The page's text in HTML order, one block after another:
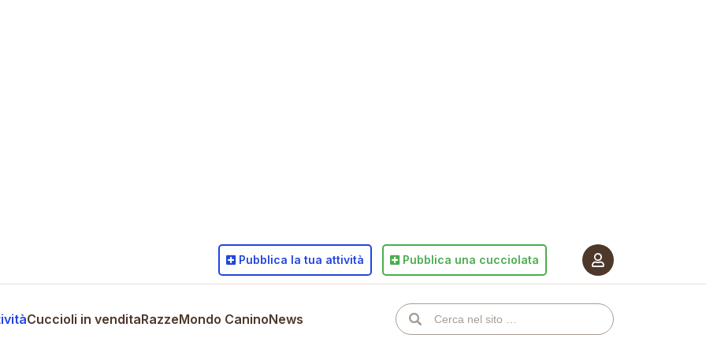
Cuccioli in venditaRazzeMondo CaninoNews
Pubblica la tua attività Pubblica una cucciolata